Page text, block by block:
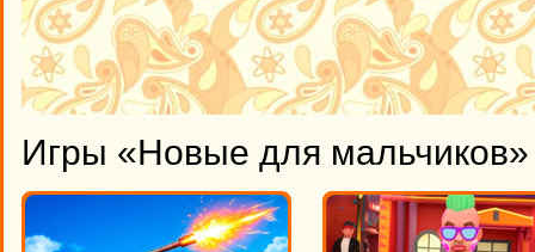
Игры «Новые для мальчиков»